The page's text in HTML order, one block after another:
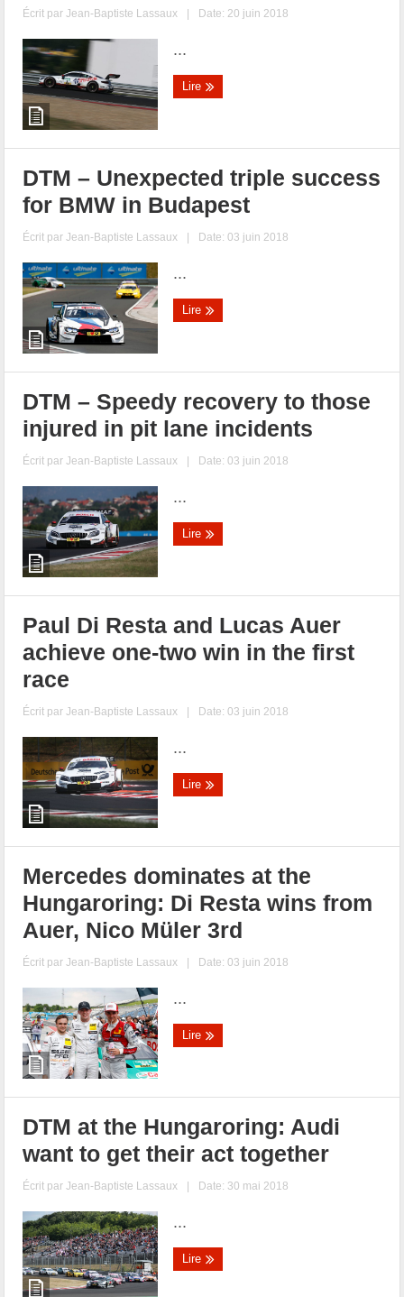
Écrit parJean-Baptiste Lassaux | Date: 20 juin 2018
...
Lire
DTM – Unexpected triple success
for BMW in Budapest
Écrit parJean-Baptiste Lassaux | Date: 03 juin 2018
...
Lire
DTM – Speedy recovery to those
injured in pit lane incidents
Écrit parJean-Baptiste Lassaux | Date: 03 juin 2018
...
Lire
Paul Di Resta and Lucas Auer
achieve one-two win in the first
race
Écrit parJean-Baptiste Lassaux | Date: 03 juin 2018
...
Lire
Mercedes dominates at the
Hungaroring: Di Resta wins from
Auer, Nico Müler 3rd
Écrit parJean-Baptiste Lassaux | Date: 03 juin 2018
...
Lire
DTM at the Hungaroring: Audi
want to get their act together
Écrit parJean-Baptiste Lassaux | Date: 30 mai 2018
...
Lire